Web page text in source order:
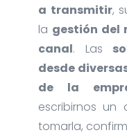
a transmitir,
la gestión del
canal. Las
desde
de la
escribirnos un
tomarla,